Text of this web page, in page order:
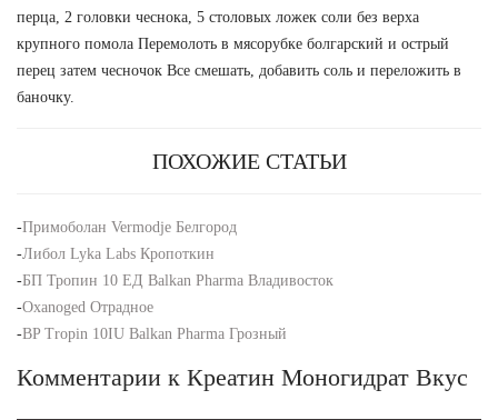
перца, 2 головки чеснока, 5 столовых ложек соли без верха
крупного помола Перемолоть в мясорубке болгарский и острый
перец затем чесночок Все смешать, добавить соль и переложить в
баночку.
ПОХОЖИЕ СТАТЬИ
-Примоболан Vermodje Белгород
-Либол Lyka Labs Кропоткин
-БП Тропин 10 ЕД Balkan Pharma Владивосток
-Oxanoged Отрадное
-BP Tropin 10IU Balkan Pharma Грозный
Комментарии к Креатин Моногидрат Вкус